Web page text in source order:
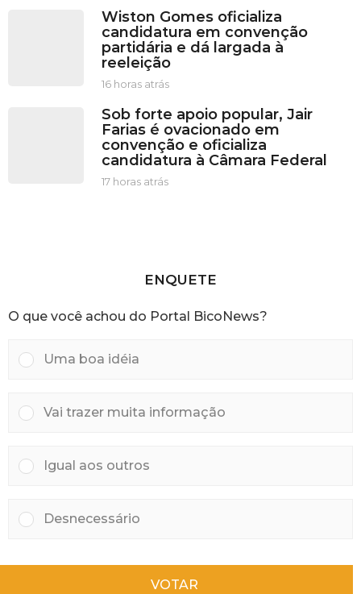
o
r
a
s
a
r
á
s
Wiston Gomes oficializa
candidatura em convenção
partidária e dá largada à
reeleição
16 horas atrás1
h
o
r
a
Sob forte apoio popular, Jair
Farias é ovacionado em
convenção e oficializa
candidatura à Câmara Federal
17 horas atrás1
s
a
r
ENQUETE
O que você achou do Portal BicoNews?
Uma boa idéia
Vai trazer muita informação
Igual aos outros
Desnecessário
VOTAR